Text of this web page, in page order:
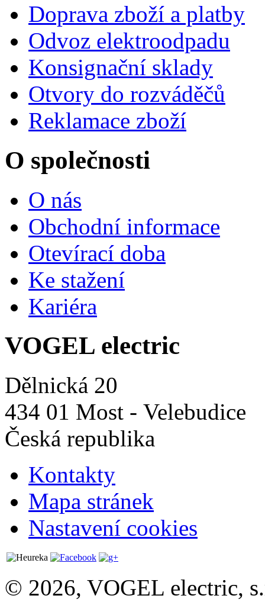
Doprava zboží a platby
Odvoz elektroodpadu
Konsignační sklady
Otvory do rozváděčů
Reklamace zboží
O společnosti
O nás
Obchodní informace
Otevírací doba
Ke stažení
Kariéra
VOGEL electric
Dělnická 20
434 01 Most - Velebudice
Česká republika
Kontakty
Mapa stránek
Nastavení cookies
© 2026, VOGEL electric,